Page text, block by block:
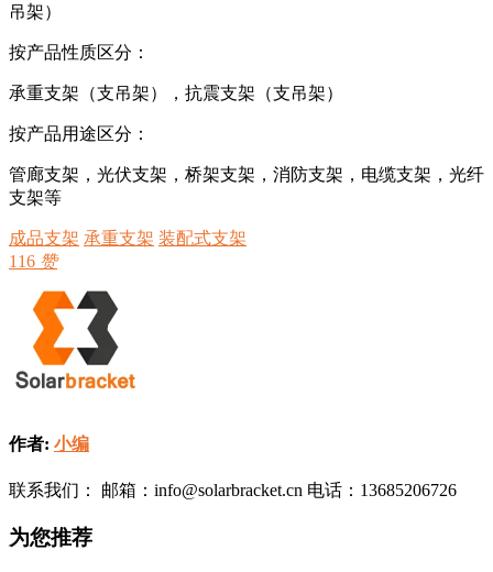
吊架）
按产品性质区分：
承重支架（支吊架），抗震支架（支吊架）
按产品用途区分：
管廊支架，光伏支架，桥架支架，消防支架，电缆支架，光纤
支架等
成品支架 承重支架 装配式支架
116 赞
作者: 小编
联系我们： 邮箱：info@solarbracket.cn 电话：13685206726
为您推荐